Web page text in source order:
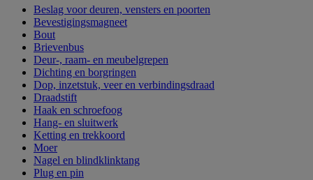
Beslag voor deuren, vensters en poorten
Bevestigingsmagneet
Bout
Brievenbus
Deur-, raam- en meubelgrepen
Dichting en borgringen
Dop, inzetstuk, veer en verbindingsdraad
Draadstift
Haak en schroefoog
Hang- en sluitwerk
Ketting en trekkoord
Moer
Nagel en blindklinktang
Plug en pin